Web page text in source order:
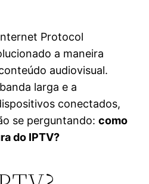
Protocol
a maneira
audiovisual.
larga e a
conectados,
se perguntando:como
do IPTV?